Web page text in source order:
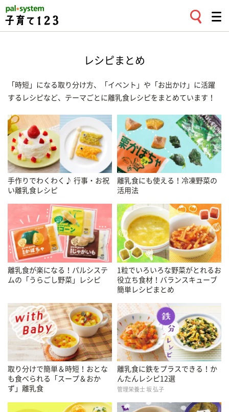
レシピまとめ
「時短」になる取り分け方、「イベント」や「お出かけ」に活躍
するレシピなど、テーマごとに離乳食レシピをまとめています！
手作りでわくわく♪ 行事・お祝
い離乳食レシピ
離乳食にも使える！冷凍野菜の
活用法
離乳食が楽になる！パルシステ
ムの「うらごし野菜」レシピ
1粒でいろいろな野菜がとれるお
役立ち食材！バランスキューブ
簡単レシピまとめ
取り分けで簡単＆時短！おとな
も食べられる「スープ＆おか
ず」離乳食
離乳食に鉄をプラスできる！か
んたんレシピ12選
管理栄養士 坂 弘子